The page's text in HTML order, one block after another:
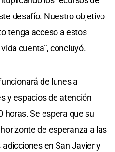
desafío. Nuestro objetivo
tenga acceso a estos
cuenta”, concluyó.
de lunes a
y espacios de atención
horas. Se espera que su
de esperanza a las
en San Javier y